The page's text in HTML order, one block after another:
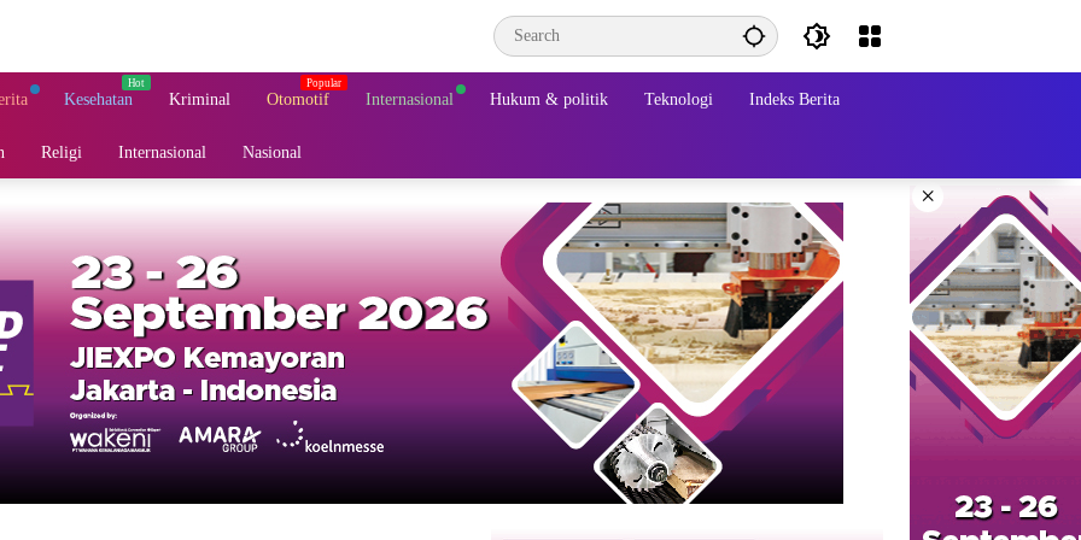
Kesehatan Kriminal Otomotif Internasional Hukum & politik Teknologi Indeks Berita
Religi Internasional Nasional
×